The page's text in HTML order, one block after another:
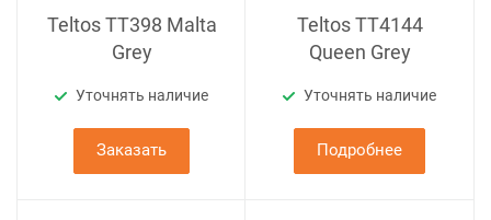
Teltos TT398 Malta
Grey
Уточнять наличие
Заказать
Teltos TT4144
Queen Grey
Уточнять наличие
Подробнее